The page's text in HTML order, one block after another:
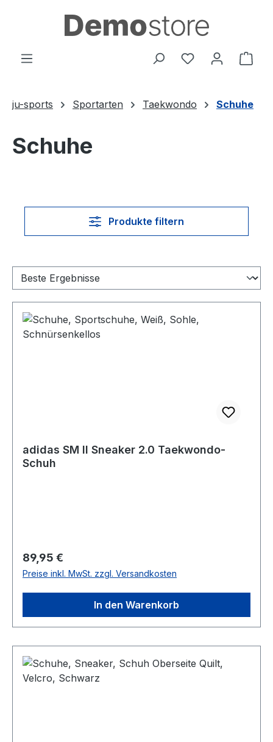
Zum Hauptinhalt springen
Du hast 0
ju-sports Sportarten Taekwondo Schuhe
Schuhe
Produkte filtern
adidas SM II Sneaker 2.0 Taekwondo-
Schuh
Regulärer Preis:
89,95 €
Preise inkl. MwSt. zzgl. Versandkosten
In den Warenkorb